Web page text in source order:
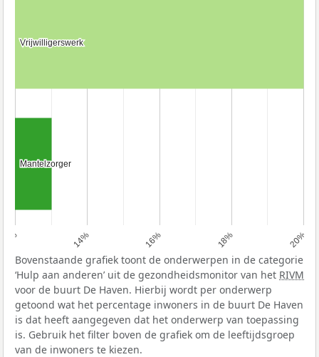
12% 14% 16% 18% 20%
Vrijwilligerswerk
Vrijwilligerswerk
Mantelzorger
Mantelzorger
Bovenstaande grafiek toont de onderwerpen in de categorie
‘Hulp aan anderen’ uit de gezondheidsmonitor van het RIVM
voor de buurt De Haven. Hierbij wordt per onderwerp
getoond wat het percentage inwoners in de buurt De Haven
is dat heeft aangegeven dat het onderwerp van toepassing
is. Gebruik het filter boven de grafiek om de leeftijdsgroep
van de inwoners te kiezen.